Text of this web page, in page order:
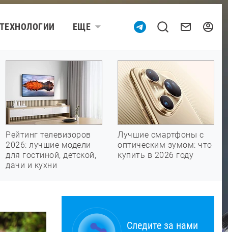
ЕЩЕ
Рейтинг телевизоров
2026: лучшие модели
для гостиной, детской,
дачи и кухни
Лучшие смартфоны с
оптическим зумом: что
купить в 2026 году
Следите за нами